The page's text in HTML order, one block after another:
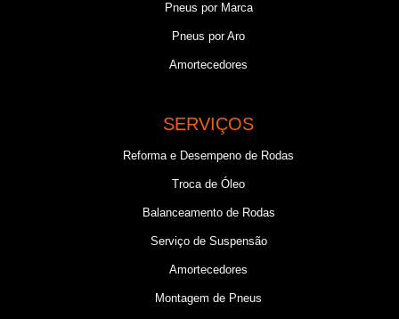
Pneus por Marca
Pneus por Aro
Amortecedores
SERVIÇOS
Reforma e Desempeno de Rodas
Troca de Óleo
Balanceamento de Rodas
Serviço de Suspensão
Amortecedores
Montagem de Pneus